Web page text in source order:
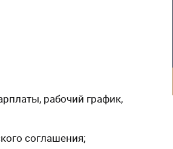
рабочий график,
соглашения;